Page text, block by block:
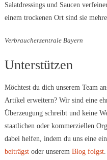
Salatdressings und Saucen
einem trockenen Ort sind sie
Verbraucherzentrale Bayern
Unterstützen
Möchtest du dich unserem Team
Artikel erweitern? Wir sind eine
Überzeugung schreibt und keine
staatlichen oder kommerziellen
dabei helfen, indem du uns eine
beiträgstoder unserem Blog folgst.